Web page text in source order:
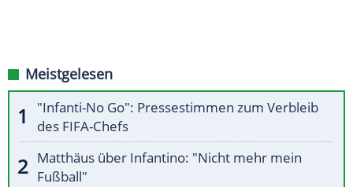
Meistgelesen
"Infanti-No Go": Pressestimmen zum Verbleib
des FIFA-Chefs
Matthäus über Infantino: "Nicht mehr mein
Fußball"